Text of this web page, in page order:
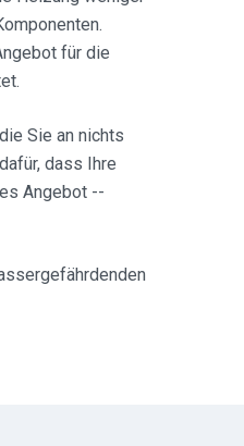
für die
Sie an nichts
dass Ihre
Angebot --